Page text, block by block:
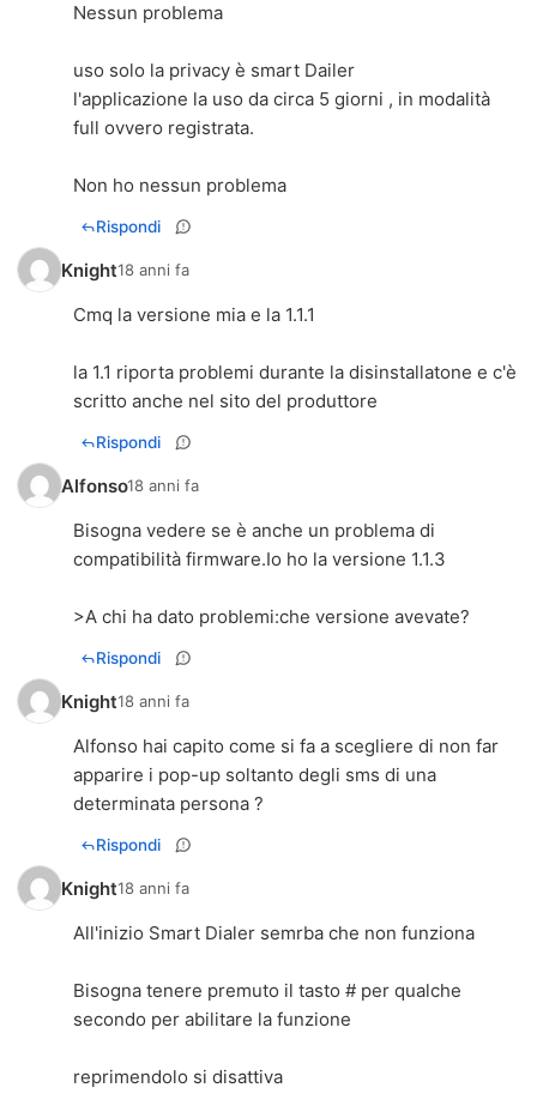
Nessun problema
uso solo la privacy è smart Dailer
l'applicazione la uso da circa 5 giorni , in modalità
full ovvero registrata.
Non ho nessun problema
Rispondi
Knight18 anni fa
Cmq la versione mia e la 1.1.1
la 1.1 riporta problemi durante la disinstallatone e c'è
scritto anche nel sito del produttore
Rispondi
Alfonso18 anni fa
Bisogna vedere se è anche un problema di
compatibilità firmware.Io ho la versione 1.1.3
>A chi ha dato problemi:che versione avevate?
Rispondi
Knight18 anni fa
Alfonso hai capito come si fa a scegliere di non far
apparire i pop-up soltanto degli sms di una
determinata persona ?
Rispondi
Knight18 anni fa
All'inizio Smart Dialer semrba che non funziona
Bisogna tenere premuto il tasto # per qualche
secondo per abilitare la funzione
reprimendolo si disattiva